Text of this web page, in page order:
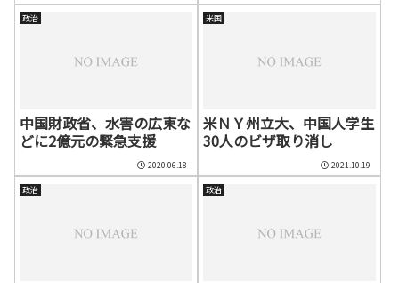
政治
中国財政省、水害の広東な
どに2億元の緊急支援
2020.06.18
米国
米ＮＹ州立大、中国人学生
30人のビザ取り消し
2021.10.19
政治 政治